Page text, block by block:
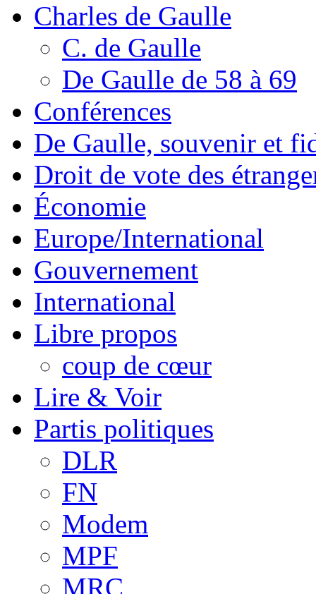
Charles de Gaulle
C. de Gaulle
De Gaulle de 58 à 69
Conférences
De Gaulle, souvenir et
Droit de vote des
Économie
Europe/International
Gouvernement
International
Libre propos
coup de cœur
Lire & Voir
Partis politiques
DLR
FN
Modem
MPF
MRC